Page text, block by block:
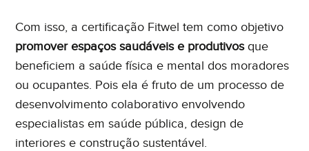
Com isso, a certificação Fitwel tem como objetivo
promover espaços saudáveis e produtivosque
beneficiem a saúde física e mental dos moradores
ou ocupantes. Pois ela é fruto de um processo de
desenvolvimento colaborativo envolvendo
especialistas em saúde pública, design de
interiores e construção sustentável.